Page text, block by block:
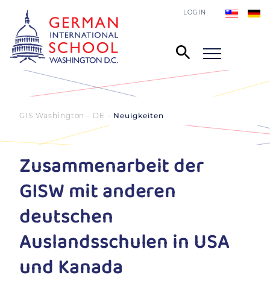
LOGIN
GIS Washington - DE Neuigkeiten
Zusammenarbeit der
GISW mit anderen
deutschen
Auslandsschulen in USA
und Kanada